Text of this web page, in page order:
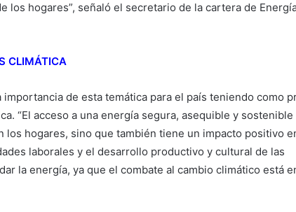
los hogares”, señaló el secretario de la cartera de
CLIMÁTICA
de esta temática para el país teniendo como
“El acceso a una energía segura, asequible y sostenible
los hogares, sino que también tiene un impacto positivo
laborales y el desarrollo productivo y cultural de las
la energía, ya que el combate al cambio climático está